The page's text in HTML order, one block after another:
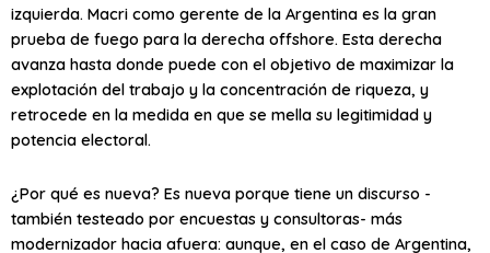
izquierda. Macri como gerente de la Argentina es la gran
prueba de fuego para la derecha offshore. Esta derecha
avanza hasta donde puede con el objetivo de maximizar la
explotación del trabajo y la concentración de riqueza, y
retrocede en la medida en que se mella su legitimidad y
potencia electoral.
¿Por qué es nueva? Es nueva porque tiene un discurso -
también testeado por encuestas y consultoras- más
modernizador hacia afuera: aunque, en el caso de Argentina,